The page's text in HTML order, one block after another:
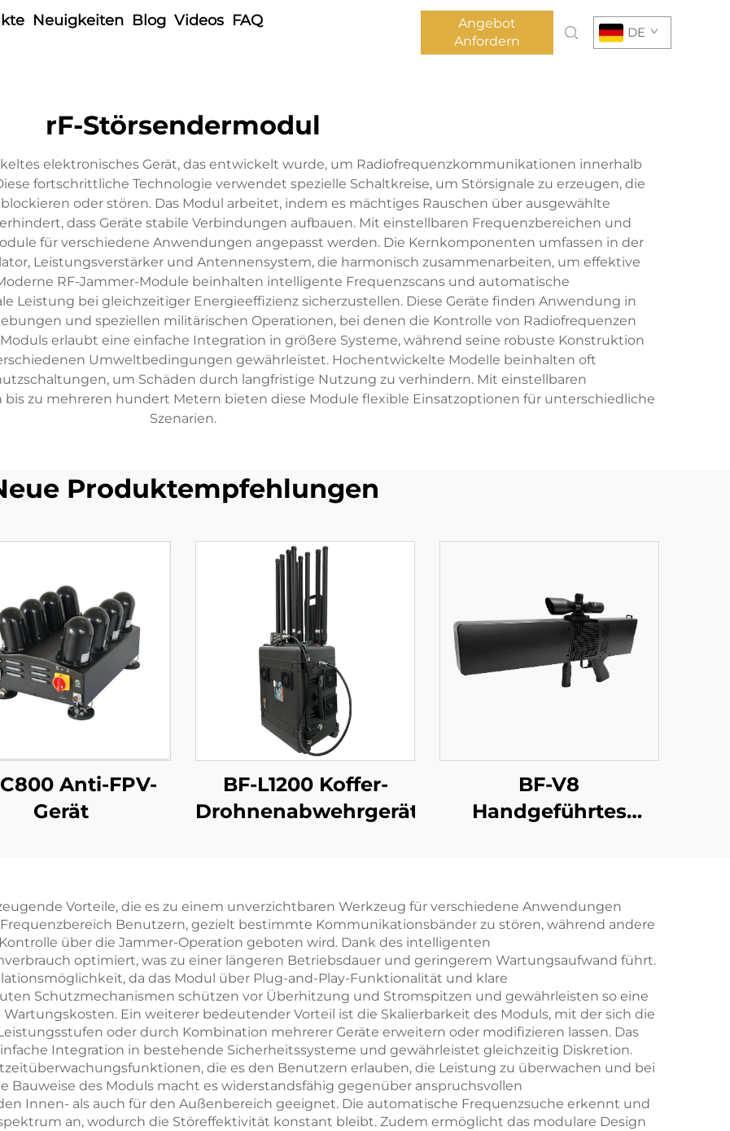
Neuigkeiten Blog Videos FAQ
Angebot
Anfordern
DE
rF-Störsendermodul
elektronisches Gerät, das entwickelt wurde, um Radiofrequenzkommunikationen innerhalb
fortschrittliche Technologie verwendet spezielle Schaltkreise, um Störsignale zu erzeugen, die
oder stören. Das Modul arbeitet, indem es mächtiges Rauschen über ausgewählte
dass Geräte stabile Verbindungen aufbauen. Mit einstellbaren Frequenzbereichen und
für verschiedene Anwendungen angepasst werden. Die Kernkomponenten umfassen in der
Leistungsverstärker und Antennensystem, die harmonisch zusammenarbeiten, um effektive
RF-Jammer-Module beinhalten intelligente Frequenzscans und automatische
Leistung bei gleichzeitiger Energieeffizienz sicherzustellen. Diese Geräte finden Anwendung in
und speziellen militärischen Operationen, bei denen die Kontrolle von Radiofrequenzen
erlaubt eine einfache Integration in größere Systeme, während seine robuste Konstruktion
Umweltbedingungen gewährleistet. Hochentwickelte Modelle beinhalten oft
um Schäden durch langfristige Nutzung zu verhindern. Mit einstellbaren
zu mehreren hundert Metern bieten diese Module flexible Einsatzoptionen für unterschiedliche
Szenarien.
Produktempfehlungen
Anti-FPV-
Gerät
BF-L1200 Koffer-
Drohnenabwehrgerät
BF-V8
Handgeführtes
Vorteile, die es zu einem unverzichtbaren Werkzeug für verschiedene Anwendungen
Benutzern, gezielt bestimmte Kommunikationsbänder zu stören, während andere
über die Jammer-Operation geboten wird. Dank des intelligenten
optimiert, was zu einer längeren Betriebsdauer und geringerem Wartungsaufwand führt.
da das Modul über Plug-and-Play-Funktionalität und klare
Schutzmechanismen schützen vor Überhitzung und Stromspitzen und gewährleisten so eine
Ein weiterer bedeutender Vorteil ist die Skalierbarkeit des Moduls, mit der sich die
oder durch Kombination mehrerer Geräte erweitern oder modifizieren lassen. Das
Integration in bestehende Sicherheitssysteme und gewährleistet gleichzeitig Diskretion.
die es den Benutzern erlauben, die Leistung zu überwachen und bei
Bauweise des Moduls macht es widerstandsfähig gegenüber anspruchsvollen
Innen- als auch für den Außenbereich geeignet. Die automatische Frequenzsuche erkennt und
an, wodurch die Störeffektivität konstant bleibt. Zudem ermöglicht das modulare Design